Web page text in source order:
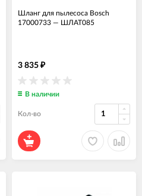
Шланг для пылесоса Bosch
17000733 — ШЛАТ085
3 835 ₽
В наличии
Кол-во